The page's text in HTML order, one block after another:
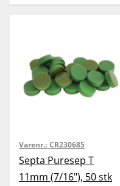
Varenr.: CR230685
Septa Puresep T
11mm (7/16"), 50 stk